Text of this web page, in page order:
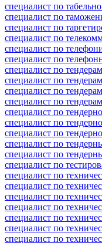
специалист по
специалист по
специалист по
специалист по
специалист по
специалист по
специалист по тендерам
специалист по
специалист по
специалист по
специалист по
специалист по
специалист по
специалист по
специалист по
специалист по
специалист по
специалист по
специалист по
специалист по
специалист по
специалист по
специалист по